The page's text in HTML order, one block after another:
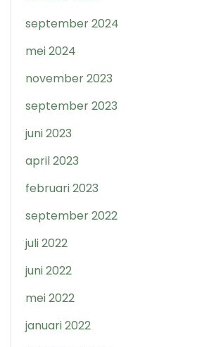
september 2024
mei 2024
november 2023
september 2023
juni 2023
april 2023
februari 2023
september 2022
juli 2022
juni 2022
mei 2022
januari 2022